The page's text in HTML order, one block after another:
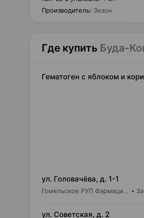
Производитель: Экзон
Где купить Буда-
Гематоген с яблоком и
ул. Головачёва, д. 1-1
Гомельское РУП Фармация Аптека №16
ул. Советская, д. 2